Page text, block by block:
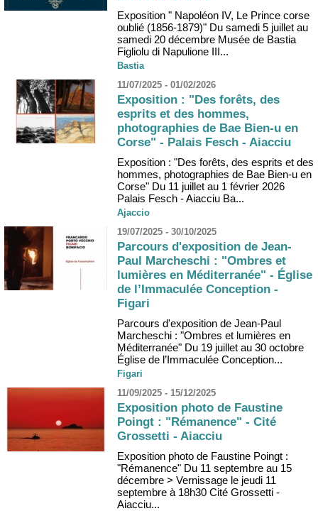
Exposition " Napoléon IV, Le Prince corse
oublié (1856-1879)" Du samedi 5 juillet au
samedi 20 décembre Musée de Bastia
Figliolu di Napulione III...
Bastia
11/07/2025 - 01/02/2026
Exposition : "Des forêts, des
esprits et des hommes,
photographies de Bae Bien-u en
Corse" - Palais Fesch - Aiacciu
Exposition : "Des forêts, des esprits et des
hommes, photographies de Bae Bien-u en
Corse" Du 11 juillet au 1 février 2026
Palais Fesch - Aiacciu Ba...
Ajaccio
19/07/2025 - 30/10/2025
Parcours d'exposition de Jean-
Paul Marcheschi : "Ombres et
lumières en Méditerranée" - Église
de l’Immaculée Conception -
Figari
Parcours d'exposition de Jean-Paul
Marcheschi : "Ombres et lumières en
Méditerranée" Du 19 juillet au 30 octobre
Église de l’Immaculée Conception...
Figari
11/09/2025 - 15/12/2025
Exposition photo de Faustine
Poingt : "Rémanence" - Cité
Grossetti - Aiacciu
Exposition photo de Faustine Poingt :
"Rémanence" Du 11 septembre au 15
décembre > Vernissage le jeudi 11
septembre à 18h30 Cité Grossetti -
Aiacciu...